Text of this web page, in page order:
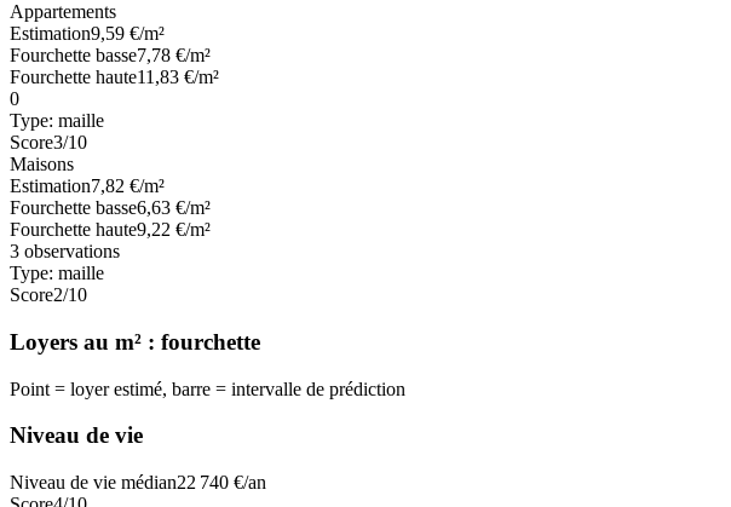
Appartements
Estimation9,59 €/m²
Fourchette basse7,78 €/m²
Fourchette haute11,83 €/m²
0
Type: maille
Score3/10
Maisons
Estimation7,82 €/m²
Fourchette basse6,63 €/m²
Fourchette haute9,22 €/m²
3 observations
Type: maille
Score2/10
Loyers au m² : fourchette
Point = loyer estimé, barre = intervalle de prédiction
Niveau de vie
Niveau de vie médian22 740 €/an